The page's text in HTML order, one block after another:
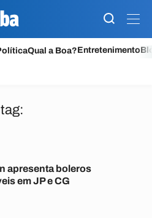
Qual a Boa?Entretenimento
apresenta boleros
em JP e CG